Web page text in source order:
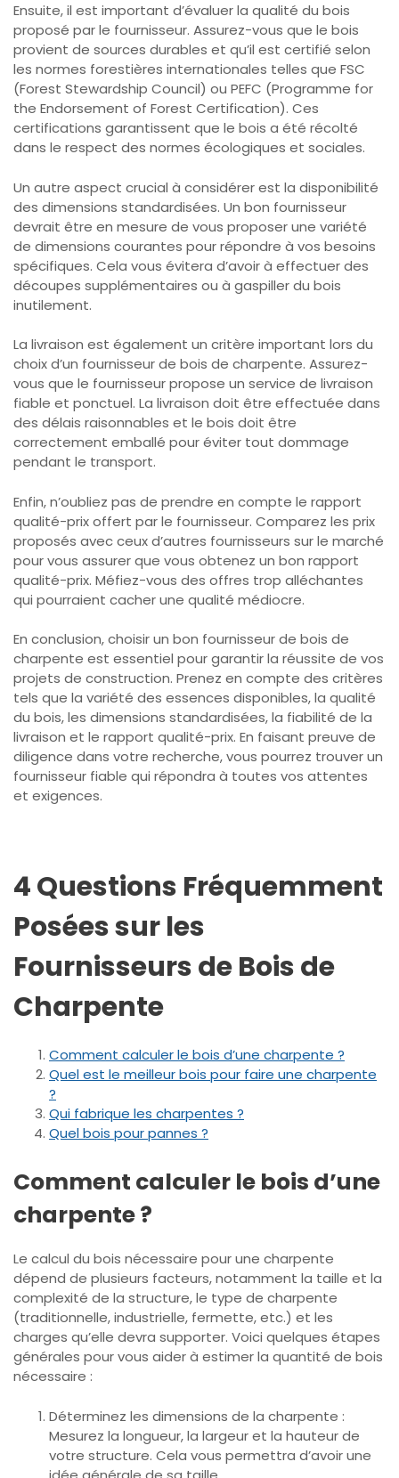
Ensuite, il est important d’évaluer la qualité du bois
proposé par le fournisseur. Assurez-vous que le bois
provient de sources durables et qu’il est certifié selon
les normes forestières internationales telles que FSC
(Forest Stewardship Council) ou PEFC (Programme for
the Endorsement of Forest Certification). Ces
certifications garantissent que le bois a été récolté
dans le respect des normes écologiques et sociales.
Un autre aspect crucial à considérer est la disponibilité
des dimensions standardisées. Un bon fournisseur
devrait être en mesure de vous proposer une variété
de dimensions courantes pour répondre à vos besoins
spécifiques. Cela vous évitera d’avoir à effectuer des
découpes supplémentaires ou à gaspiller du bois
inutilement.
La livraison est également un critère important lors du
choix d’un fournisseur de bois de charpente. Assurez-
vous que le fournisseur propose un service de livraison
fiable et ponctuel. La livraison doit être effectuée dans
des délais raisonnables et le bois doit être
correctement emballé pour éviter tout dommage
pendant le transport.
Enfin, n’oubliez pas de prendre en compte le rapport
qualité-prix offert par le fournisseur. Comparez les prix
proposés avec ceux d’autres fournisseurs sur le marché
pour vous assurer que vous obtenez un bon rapport
qualité-prix. Méfiez-vous des offres trop alléchantes
qui pourraient cacher une qualité médiocre.
En conclusion, choisir un bon fournisseur de bois de
charpente est essentiel pour garantir la réussite de vos
projets de construction. Prenez en compte des critères
tels que la variété des essences disponibles, la qualité
du bois, les dimensions standardisées, la fiabilité de la
livraison et le rapport qualité-prix. En faisant preuve de
diligence dans votre recherche, vous pourrez trouver un
fournisseur fiable qui répondra à toutes vos attentes
et exigences.
4 Questions Fréquemment
Posées sur les
Fournisseurs de Bois de
Charpente
Comment calculer le bois d’une charpente ?
Quel est le meilleur bois pour faire une charpente
?
Qui fabrique les charpentes ?
Quel bois pour pannes ?
Comment calculer le bois d’une
charpente ?
Le calcul du bois nécessaire pour une charpente
dépend de plusieurs facteurs, notamment la taille et la
complexité de la structure, le type de charpente
(traditionnelle, industrielle, fermette, etc.) et les
charges qu’elle devra supporter. Voici quelques étapes
générales pour vous aider à estimer la quantité de bois
nécessaire :
Déterminez les dimensions de la charpente :
Mesurez la longueur, la largeur et la hauteur de
votre structure. Cela vous permettra d’avoir une